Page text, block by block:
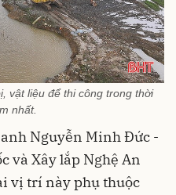
vật liệu để thi công trong thời
nhất.
Nguyễn Minh Đức -
và Xây lắp Nghệ An
vị trí này phụ thuộc